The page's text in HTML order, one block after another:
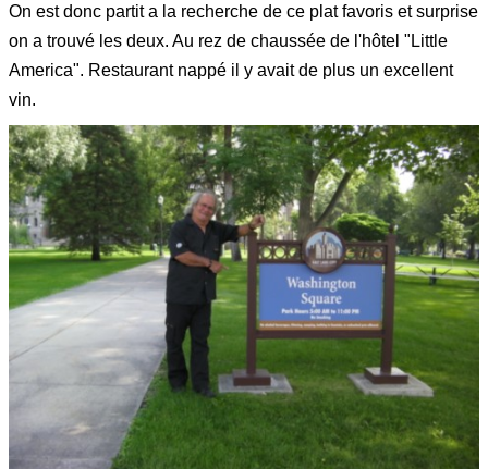
On est donc partit a la recherche de ce plat favoris et surprise
on a trouvé les deux. Au rez de chaussée de l'hôtel "Little
America". Restaurant nappé il y avait de plus un excellent
vin.